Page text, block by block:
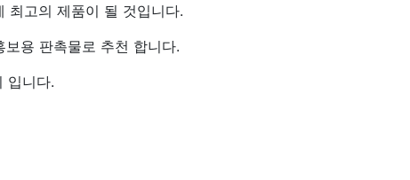
최고의 제품이 될 것입니다.
용 판촉물로 추천 합니다.
입니다.